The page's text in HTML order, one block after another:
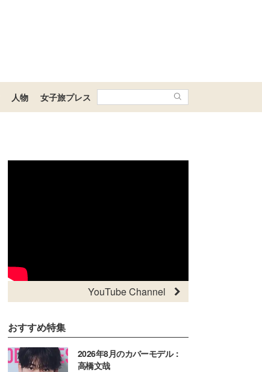
人物 女子旅プレス
YouTube Channel
おすすめ特集
2026年8月のカバーモデル：
高橋文哉